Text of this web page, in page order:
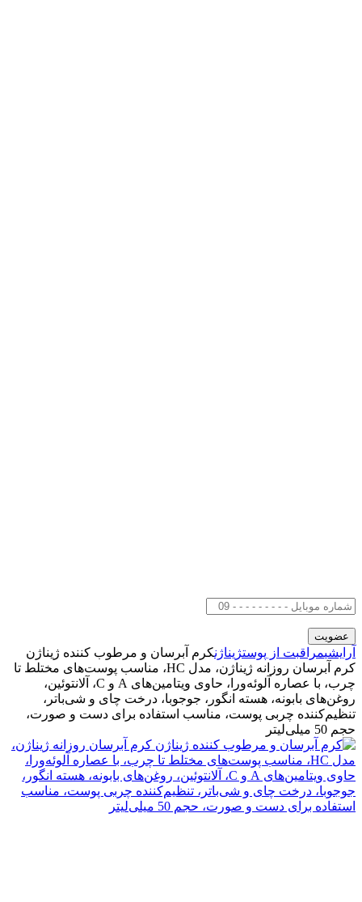
آرایشیمراقبت از پوستژیناژنکرم آبرسان و مرطوب کننده ژیناژن
کرم آبرسان روزانه ژیناژن، مدل HC، مناسب پوست‌های مختلط تا
چرب، با عصاره آلوئه‌ورا، حاوی ویتامین‌های A و C، آلانتوئین،
روغن‌های بابونه، هسته انگور، جوجوبا، درخت چای و شی‌باتر،
تنظیم‌کننده چربی پوست، مناسب استفاده برای دست و صورت،
حجم 50 میلی‌لیتر